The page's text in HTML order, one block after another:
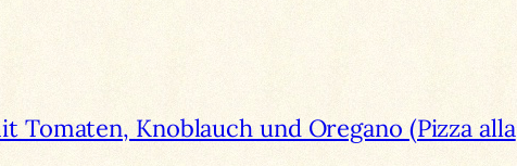
Tomaten, Knoblauch und Oregano (Pizza alla